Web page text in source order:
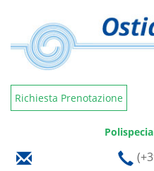
Richiesta Prenotazione